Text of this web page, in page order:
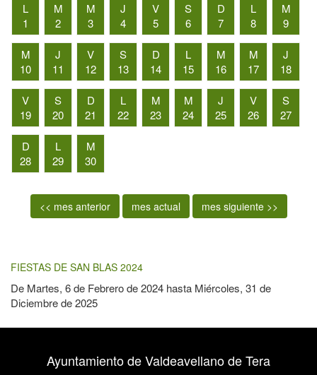
L
1
M
2
M
3
J
4
V
5
S
6
D
7
L
8
M
9
M
10
J
11
V
12
S
13
D
14
L
15
M
16
M
17
J
18
V
19
S
20
D
21
L
22
M
23
M
24
J
25
V
26
S
27
D
28
L
29
M
30
<< mes anterior mes actual mes siguiente >>
FIESTAS DE SAN BLAS 2024
De Martes, 6 de Febrero de 2024 hasta Miércoles, 31 de
Diciembre de 2025
Ayuntamiento de Valdeavellano de Tera